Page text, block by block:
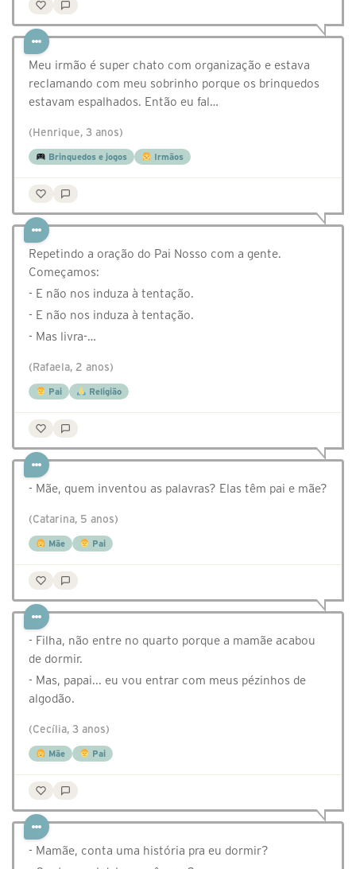
Meu irmão é super chato com organização e estava
reclamando com meu sobrinho porque os brinquedos
estavam espalhados. Então eu fal…
(Henrique, 3 anos)
Brinquedos e jogos Irmãos
Repetindo a oração do Pai Nosso com a gente.
Começamos:
- E não nos induza à tentação.
- E não nos induza à tentação.
- Mas livra-…
(Rafaela, 2 anos)
Pai Religião
- Mãe, quem inventou as palavras? Elas têm pai e mãe?
(Catarina, 5 anos)
Mãe Pai
- Filha, não entre no quarto porque a mamãe acabou
de dormir.
- Mas, papai... eu vou entrar com meus pézinhos de
algodão.
(Cecília, 3 anos)
Mãe Pai
- Mamãe, conta uma história pra eu dormir?